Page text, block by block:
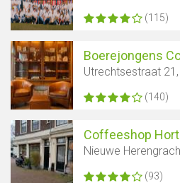
(115)
Boerejongens
Utrechtsestraat
(140)
Coffeeshop
Nieuwe
(93)